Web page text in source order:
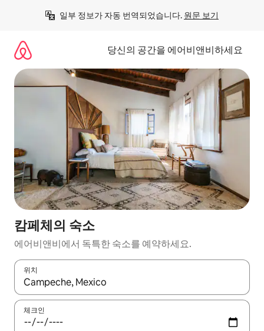
일부 정보가 자동 번역되었습니다. 원문 보기
당신의 공간을 에어비앤비하세요
캄페체의 숙소
에어비앤비에서 독특한 숙소를 예약하세요.
위치
결과가 나오면 위·아래 화살표 키를 사용하거나 터치 또는 스와이
체크인